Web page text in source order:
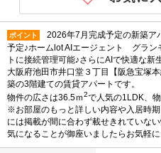
ポイント
2026年7月完成予定の新築ア
予定♪ホームlot AIエージェント グラン
トに接続管理可能♪さらにAIで快適な新
大阪府池田市井口堂３丁目【阪急宝塚
築の3階建ての賃貸アパートです。
物件の広さは36.5ｍ2で人気の1LDK、
※お部屋のもっと詳しい内容や入居時
には掲載が間に合わず載せきれていない
気になることが御座いましたらお気軽